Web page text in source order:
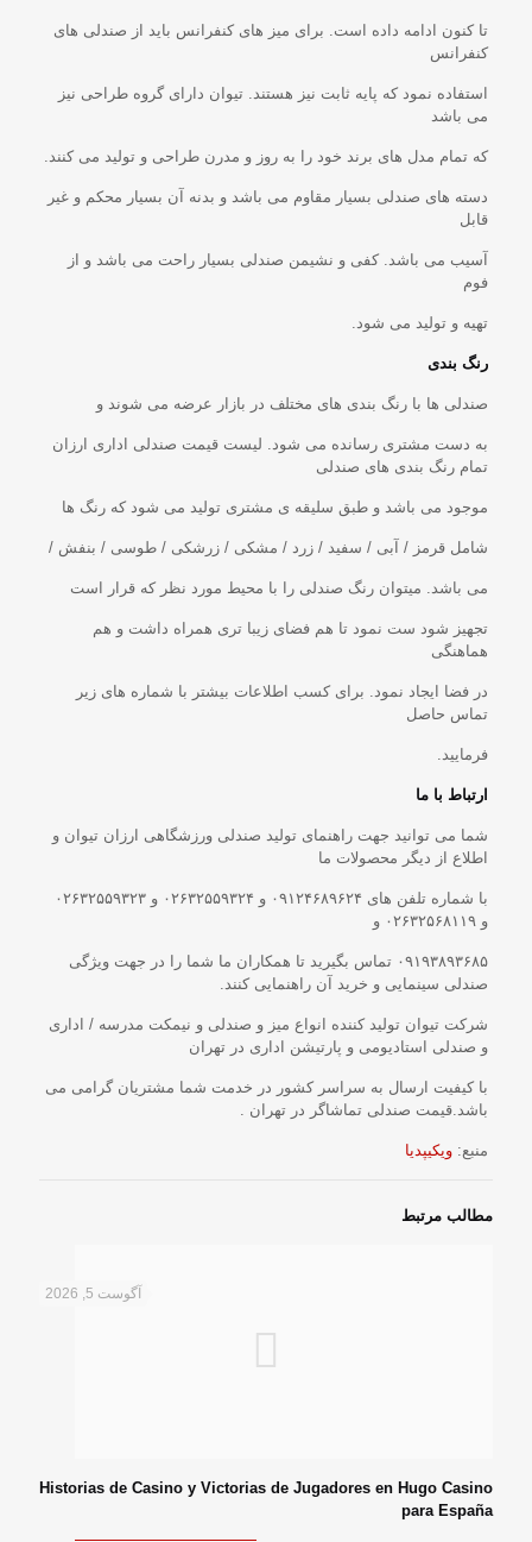
تا کنون ادامه داده است. برای میز های کنفرانس باید از صندلی های
کنفرانس
استفاده نمود که پایه ثابت نیز هستند. تیوان دارای گروه طراحی نیز
می باشد
که تمام مدل های برند خود را به روز و مدرن طراحی و تولید می کنند.
دسته های صندلی بسیار مقاوم می باشد و بدنه آن بسیار محکم و غیر
قابل
آسیب می باشد. کفی و نشیمن صندلی بسیار راحت می باشد و از
فوم
تهیه و تولید می شود.
رنگ بندی
صندلی ها با رنگ بندی های مختلف در بازار عرضه می شوند و
به دست مشتری رسانده می شود. لیست قیمت صندلی اداری ارزان
تمام رنگ بندی های صندلی
موجود می باشد و طبق سلیقه ی مشتری تولید می شود که رنگ ها
شامل قرمز / آبی / سفید / زرد / مشکی / زرشکی / طوسی / بنفش /
می باشد. میتوان رنگ صندلی را با محیط مورد نظر که قرار است
تجهیز شود ست نمود تا هم فضای زیبا تری همراه داشت و هم
هماهنگی
در فضا ایجاد نمود. برای کسب اطلاعات بیشتر با شماره های زیر
تماس حاصل
فرمایید.
ارتباط با ما
شما می توانید جهت راهنمای تولید صندلی ورزشگاهی ارزان تیوان و
اطلاع از دیگر محصولات ما
با شماره تلفن های ۰۹۱۲۴۶۸۹۶۲۴ و ۰۲۶۳۲۵۵۹۳۲۴ و ۰۲۶۳۲۵۵۹۳۲۳
و ۰۲۶۳۲۵۶۸۱۱۹ و
۰۹۱۹۳۸۹۳۶۸۵ تماس بگیرید تا همکاران ما شما را در جهت ویژگی
صندلی سینمایی و خرید آن راهنمایی کنند.
شرکت تیوان تولید کننده انواع میز و صندلی و نیمکت مدرسه / اداری
و صندلی استادیومی و پارتیشن اداری در تهران
با کیفیت ارسال به سراسر کشور در خدمت شما مشتریان گرامی می
باشد.قیمت صندلی تماشاگر در تهران .
منبع: ویکیپدیا
مطالب مرتبط
آگوست 5, 2026
Historias de Casino y Victorias de Jugadores en Hugo Casino
para España